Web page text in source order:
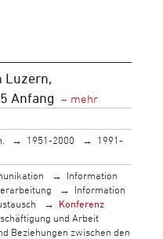
Luzern,
Anfang
1951-2000
1991-
Information
Information
Konferenz
und Arbeit
Beziehungen zwischen den